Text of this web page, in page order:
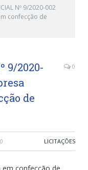
Nº 9/2020-002
confecção de
9/2020-
de
0
LICITAÇÕES